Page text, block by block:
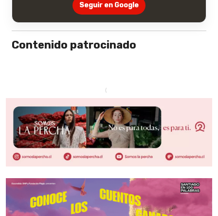
Seguir en Google
Contenido patrocinado